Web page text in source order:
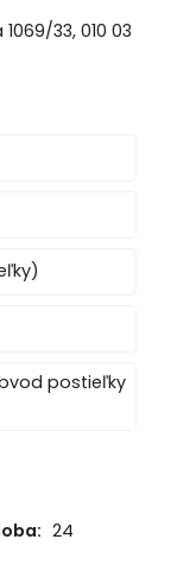
1069/33, 010 03
postieľky
24